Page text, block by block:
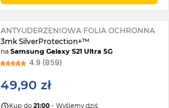
ANTYUDERZENIOWA FOLIA OCHRONNA
3mk SilverProtection+™
naSamsung Galaxy S21 Ultra 5G
4.9 (859)
49,90 zł
Kup do21:00 - Wyślemy dziś